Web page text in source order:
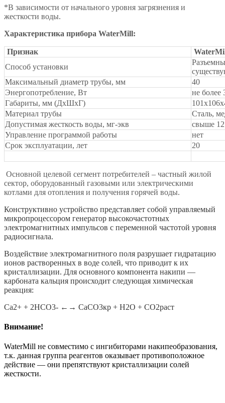
*В зависимости от начального уровня загрязнения и
жесткости воды.
Характеристика прибора WaterMill:
Признак
Способ установки
Максимальный диаметр трубы, мм
40
Энергопотребление, Вт
не более
Габариты, мм (ДхШхГ)
Материал трубы
Сталь,
Допустимая жесткость воды, мг-экв
свыше 12
Управление программой работы
нет
Срок эксплуатации, лет
20
Основной целевой сегмент потребителей – частный жилой
сектор, оборудованный газовыми или электрическими
котлами для отопления и получения горячей воды.
Конструктивно устройство представляет собой управляемый
микропроцессором генератор высокочастотных
электромагнитных импульсов с переменной частотой уровня
радиосигнала.
Воздействие электромагнитного поля разрушает гидратацию
ионов растворенных в воде солей, что приводит к их
кристаллизации. Для основного компонента накипи —
карбоната кальция происходит следующая химическая
реакция:
Ca2+ + 2HCO3- ←→ CaCO3кр + H2O + CO2раст
Внимание!
WaterMill не совместимо с ингибиторами накипеобразования,
т.к. данная группа реагентов оказывает противоположное
действие — они препятствуют кристаллизации солей
жесткости.